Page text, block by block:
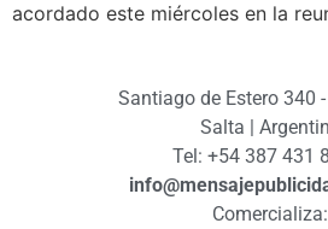
acordado este miércoles en la
Santiago de Estero 340
Salta |
Tel: +54 387 431
Comercializa: